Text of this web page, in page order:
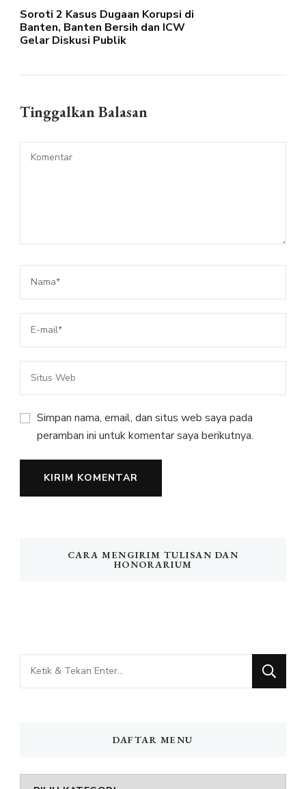
Soroti 2 Kasus Dugaan Korupsi di
Banten, Banten Bersih dan ICW
Gelar Diskusi Publik
Tinggalkan Balasan
Simpan nama, email, dan situs web saya pada
peramban ini untuk komentar saya berikutnya.
CARA MENGIRIM TULISAN DAN
HONORARIUM
Mencari
Sesuatu?
DAFTAR MENU
DAFTAR